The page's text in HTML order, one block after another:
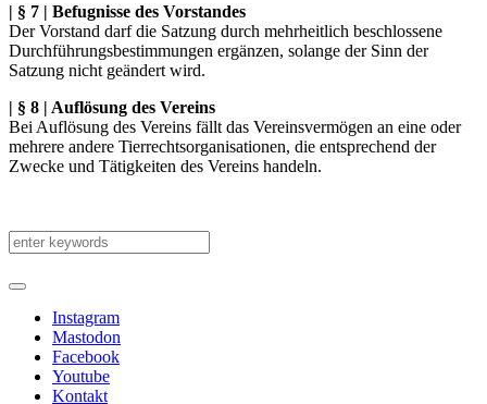
| § 7 | Befugnisse des Vorstandes
Der Vorstand darf die Satzung durch mehrheitlich beschlossene
Durchführungsbestimmungen ergänzen, solange der Sinn der
Satzung nicht geändert wird.
| § 8 | Auflösung des Vereins
Bei Auflösung des Vereins fällt das Vereinsvermögen an eine oder
mehrere andere Tierrechtsorganisationen, die entsprechend der
Zwecke und Tätigkeiten des Vereins handeln.
Instagram
Mastodon
Facebook
Youtube
Kontakt